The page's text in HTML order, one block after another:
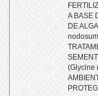
A BASE
DE
(Glycine